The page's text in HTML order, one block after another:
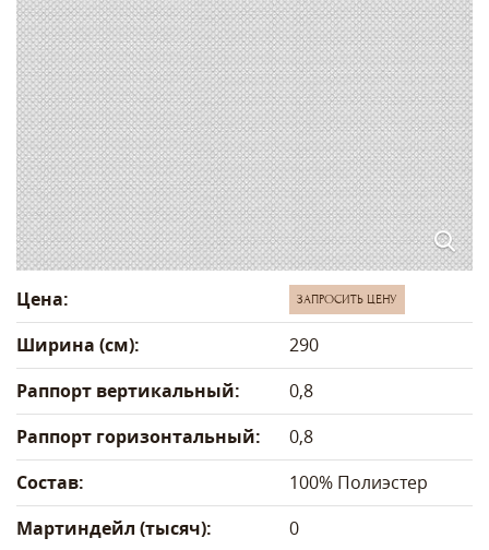
Цена: ЗАПРОСИТЬ ЦЕНУ
Ширина (см):
290
Раппорт вертикальный:
0,8
Раппорт горизонтальный:
0,8
Состав:
100% Полиэстер
Мартиндейл (тысяч):
0